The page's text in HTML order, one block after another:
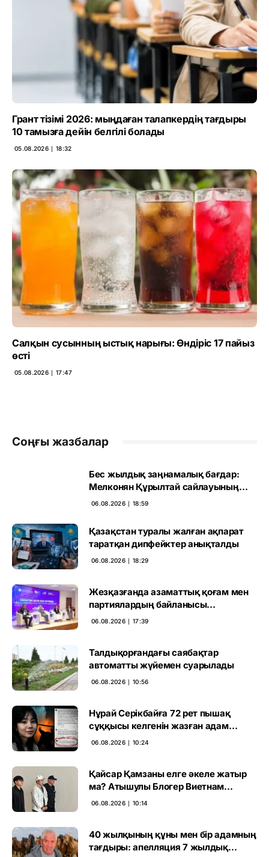
Грант тізімі 2026: мыңдаған талапкердің тағдыры
10 тамызға дейін белгілі болады
05.08.2026 ∣ 18:32
Салқын сусынның ыстық нарығы: Өндіріс 17 пайыз
өсті
05.08.2026 ∣ 17:47
Соңғы жазбалар
Бес жылдық заңнамалық бағдар:
Мелконян Құрылтай сайлауының
маңызын бағалады
06.08.2026 ∣ 18:59
Қазақстан туралы жалған ақпарат
таратқан дипфейктер анықталды
06.08.2026 ∣ 18:29
Жезқазғанда азаматтық қоғам мен
партиялардың байланысы
талқыланды
06.08.2026 ∣ 17:39
Талдықорғандағы саябақтар
автоматты жүйемен суарылады
06.08.2026 ∣ 10:56
Нұрай Серікбайға 72 рет пышақ
сұққысы келгенін жазған адам
ұсталды
06.08.2026 ∣ 10:24
Қайсар Қамзаны елге әкеле жатыр
ма? Атышулы Блогер Виетнам
әуежайында көзге түсті
06.08.2026 ∣ 10:14
40 жылқының құны мен бір адамның
тағдыры: апелляция 7 жылдық